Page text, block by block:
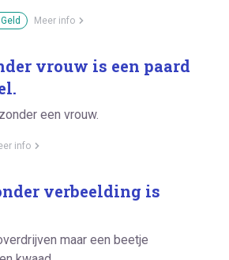
Meer info
vrouw is een paard
een vrouw.
info
verbeelding is
maar een beetje